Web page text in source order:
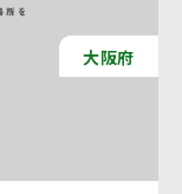
大阪府